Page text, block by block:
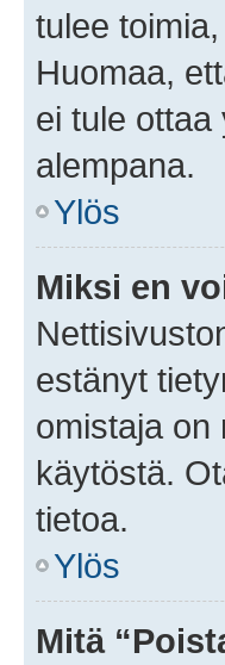
tulee
Huomaa,
ei tule
alempana.
Ylös
Miksi en
estänyt
omistaja on
käytöstä.
tietoa.
Ylös
Mitä